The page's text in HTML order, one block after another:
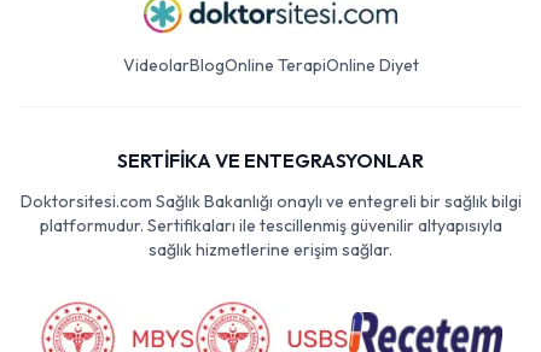
VideolarBlogOnline TerapiOnline Diyet
SERTİFİKA VE ENTEGRASYONLAR
Doktorsitesi.com Sağlık Bakanlığı onaylı ve entegreli bir sağlık bilgi
platformudur. Sertifikaları ile tescillenmiş güvenilir altyapısıyla
sağlık hizmetlerine erişim sağlar.